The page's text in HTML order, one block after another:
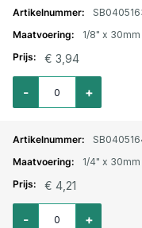
1/8" x 30mm
€ 3,94
Aantal voor Pijpnippel RVS
+
-
1/4" x 30mm
€ 4,21
Aantal voor Pijpnippel RVS
+
-